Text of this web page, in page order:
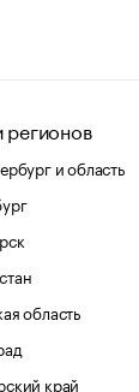
и область
область
край